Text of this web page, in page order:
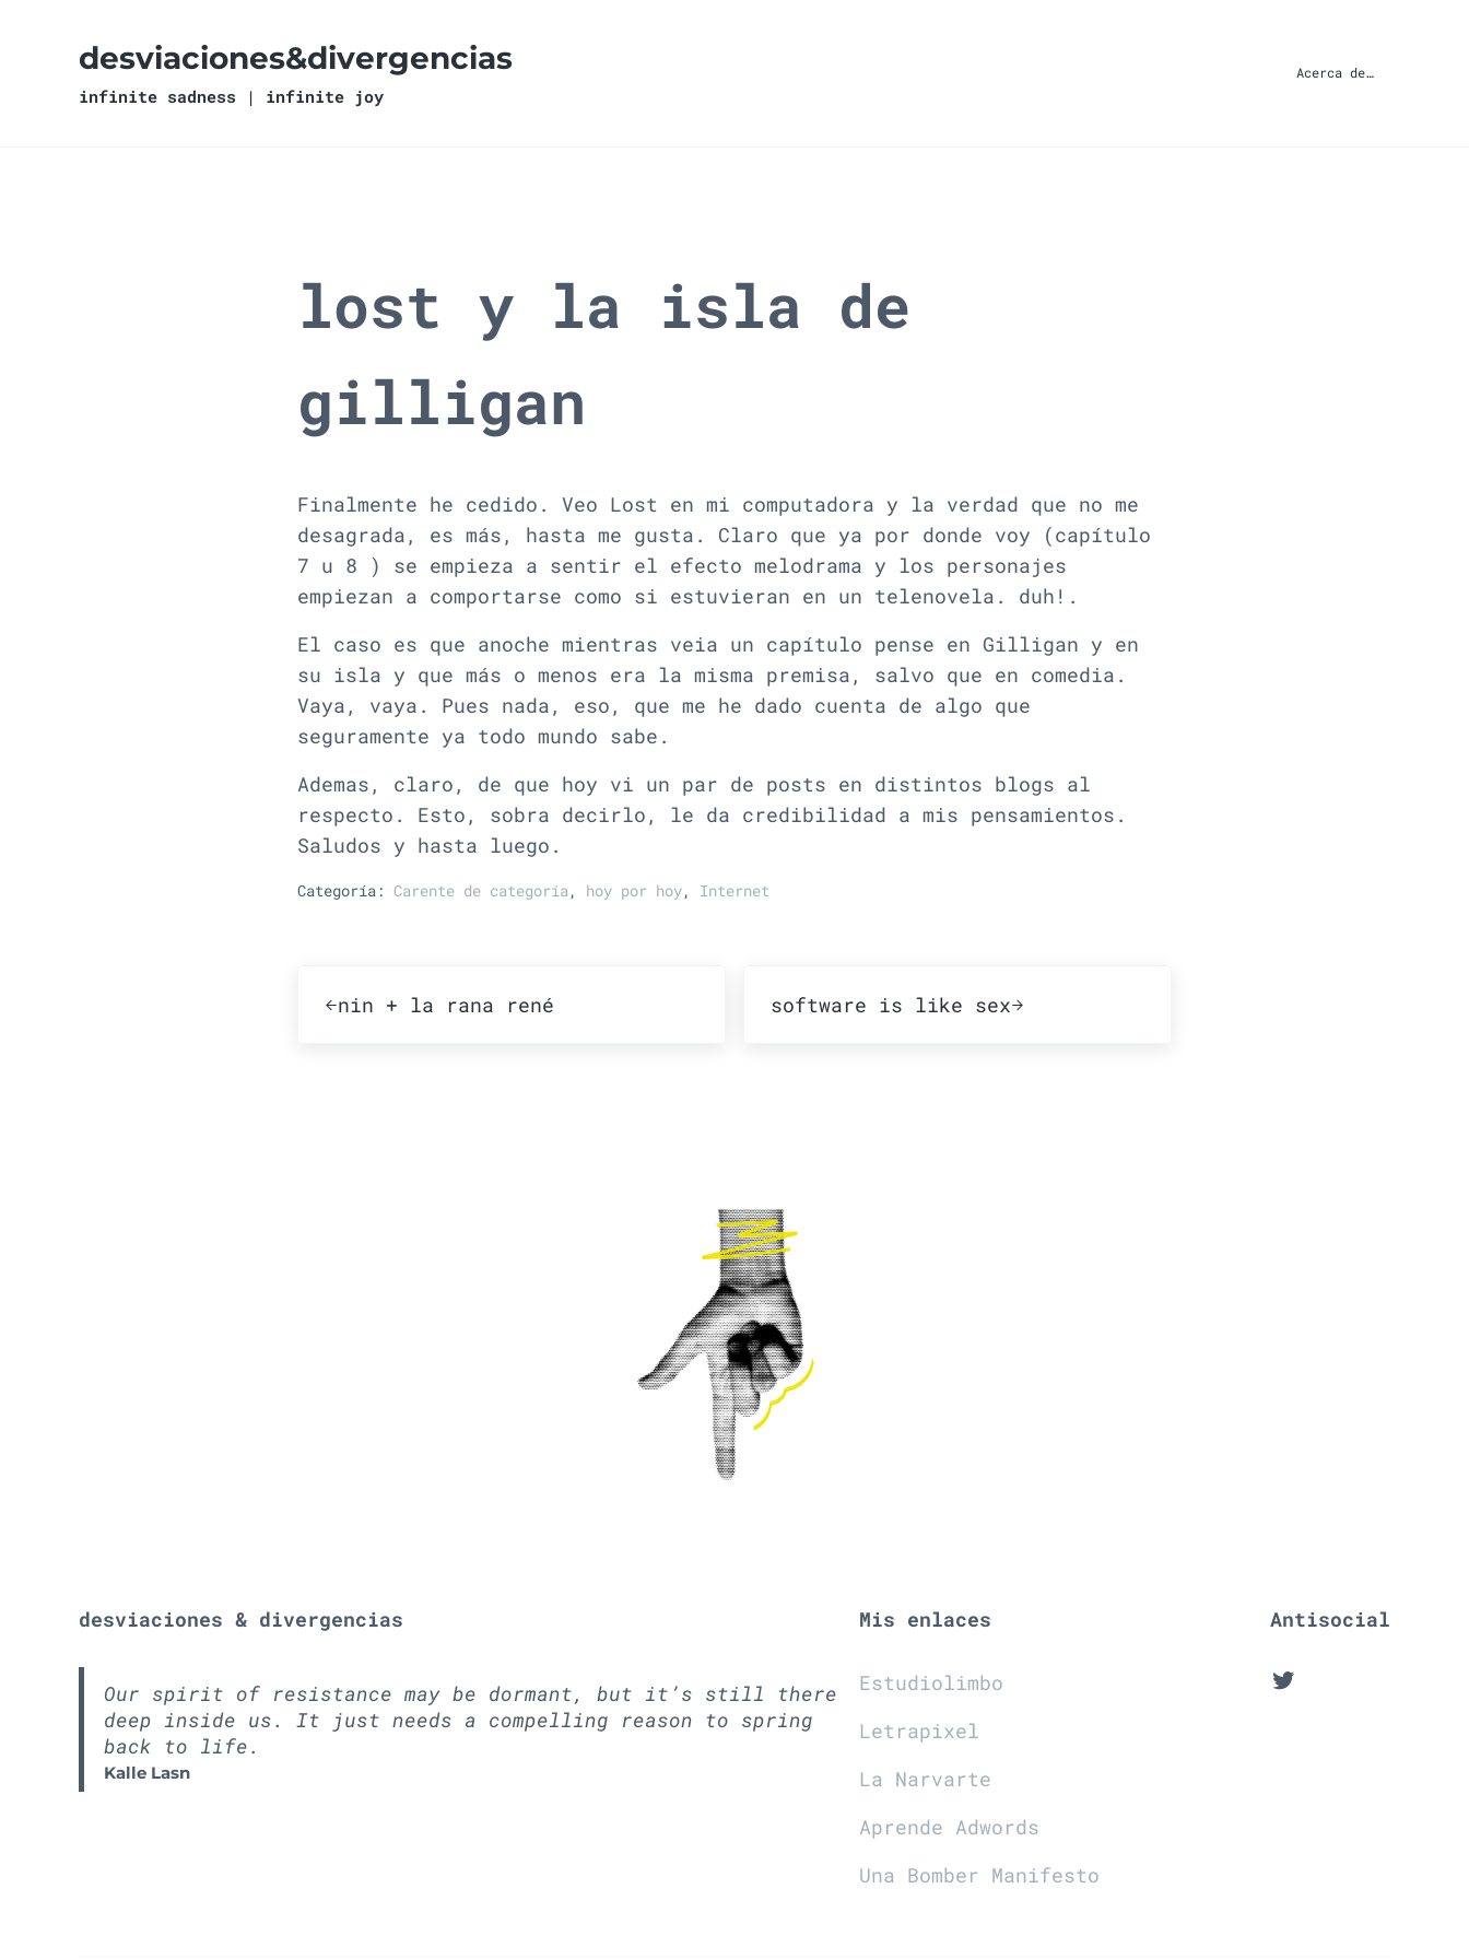
desviaciones&divergencias
infinite sadness | infinite joy
Acerca de…
lost y la isla de
gilligan
Finalmente he cedido. Veo Lost en mi computadora y la verdad que no me
desagrada, es más, hasta me gusta. Claro que ya por donde voy (capítulo
7 u 8 ) se empieza a sentir el efecto melodrama y los personajes
empiezan a comportarse como si estuvieran en un telenovela. duh!.
El caso es que anoche mientras veia un capítulo pense en Gilligan y en
su isla y que más o menos era la misma premisa, salvo que en comedia.
Vaya, vaya. Pues nada, eso, que me he dado cuenta de algo que
seguramente ya todo mundo sabe.
Ademas, claro, de que hoy vi un par de posts en distintos blogs al
respecto. Esto, sobra decirlo, le da credibilidad a mis pensamientos.
Saludos y hasta luego.
Categoría: Carente de categoría , hoy por hoy, Internet
nin + la rana rené
software is like sex
desviaciones & divergencias
Our spirit of resistance may be dormant, but it’s still there
deep inside us. It just needs a compelling reason to spring
back to life.
Kalle Lasn
Mis enlaces
Estudiolimbo
Letrapixel
La Narvarte
Aprende Adwords
Una Bomber Manifesto
Antisocial
Twitter